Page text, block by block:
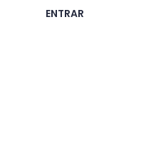
ENTRAR